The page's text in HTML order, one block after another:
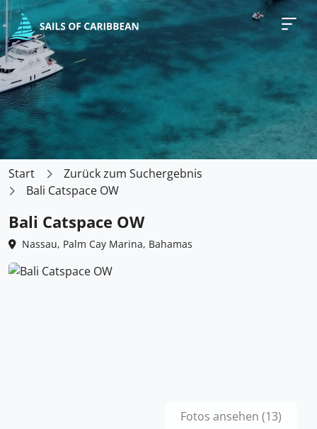
Start
Zurück zum Suchergebnis
Bali Catspace OW
Bali Catspace OW
Nassau, Palm Cay Marina, Bahamas
Fotos ansehen (13)